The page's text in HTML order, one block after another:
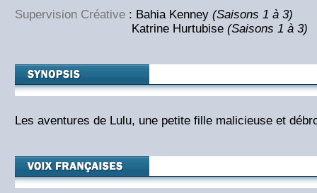
Supervision Créative : Bahia Kenney (Saisons 1 à 3)
Katrine Hurtubise (Saisons 1 à 3)
Les aventures de Lulu, une petite fille malicieuse et